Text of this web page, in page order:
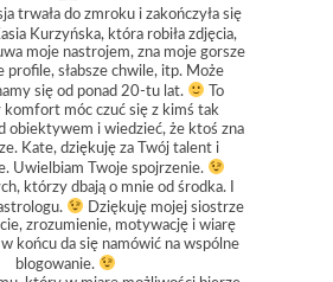
trwała do zmroku i zakończyła się
Kurzyńska, która robiła zdjęcia,
moje nastrojem, zna moje gorsze
profile, słabsze chwile, itp. Może
się od ponad 20-tu lat.
To
komfort móc czuć się z kimś tak
obiektywem i wiedzieć, że ktoś zna
Kate, dziękuję za Twój talent i
Uwielbiam Twoje spojrzenie.
którzy dbają o mnie od środka. I
Dziękuję mojej siostrze
zrozumienie, motywację i wiarę
końcu da się namówić na wspólne
blogowanie.